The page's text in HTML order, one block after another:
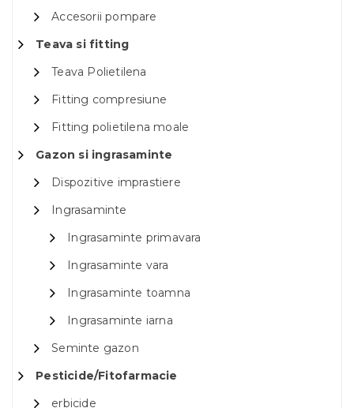
Accesorii pompare
Teava si fitting
Teava Polietilena
Fitting compresiune
Fitting polietilena moale
Gazon si ingrasaminte
Dispozitive imprastiere
Ingrasaminte
Ingrasaminte primavara
Ingrasaminte vara
Ingrasaminte toamna
Ingrasaminte iarna
Seminte gazon
Pesticide/Fitofarmacie
erbicide